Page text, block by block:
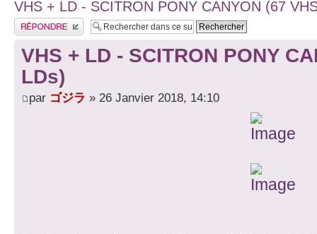
VHS + LD - SCITRON PONY CANYON (67
Publier une réponse
VHS + LD - SCITRON PONY
LDs)
par ゴジラ » 26 Janvier 2018, 14:10